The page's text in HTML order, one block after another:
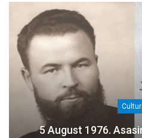
5 August 1976.